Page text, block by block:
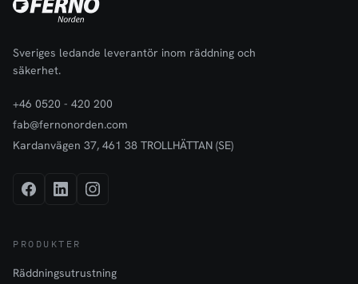
Sveriges ledande leverantör inom räddning och
säkerhet.
+46 0520 - 420 200
fab@fernonorden.com
Kardanvägen 37, 461 38 TROLLHÄTTAN (SE)
PRODUKTER
Räddningsutrustning